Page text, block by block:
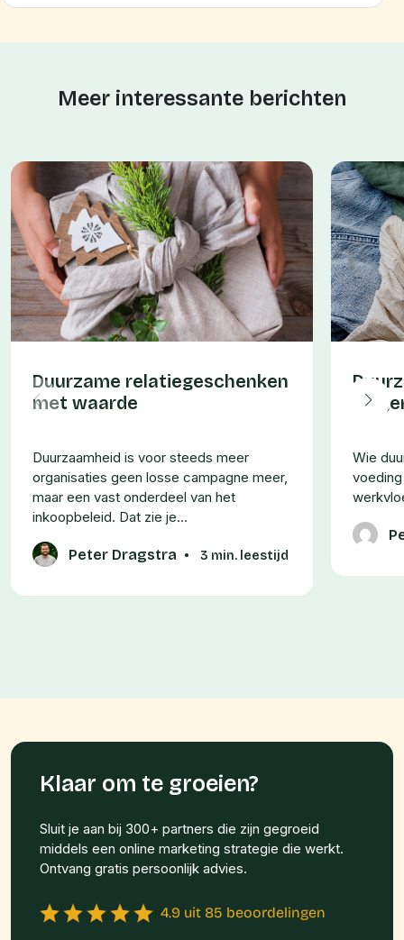
Meer interessante berichten
Duurzame relatiegeschenken
met waarde
Duurzaamheid is voor steeds meer
organisaties geen losse campagne meer,
maar een vast onderdeel van het
inkoopbeleid. Dat zie je…
Peter Dragstra • 3 min. leestijd
Wie
Klaar om te groeien?
Sluit je aan bij 300+ partners die zijn gegroeid
middels een online marketing strategie die werkt.
Ontvang gratis persoonlijk advies.
4.9 uit 85 beoordelingen